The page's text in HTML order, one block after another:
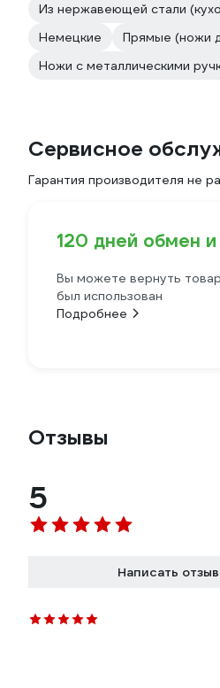
Из нержавеющей стали
Немецкие
Прямые (ножи
Ножи с металлическими
Сервисное
Гарантия производителя не
120 дней обмен и
Вы можете вернуть
был использован
Подробнее
Отзывы
5
Написать отзыв